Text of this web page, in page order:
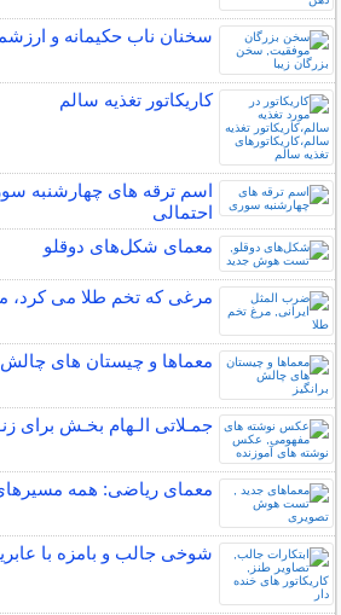
سخنان ناب حکیمانه و
کاریکاتور تغذیه سالم
اسم ترقه های چهارشنبه
احتمالی
معمای شکل‌های دوقلو
مرغی که تخم طلا می کرد،
معماها و چیستان های چالش
جمـلاتی الـهام بخـش برای
معمای ریاضی: همه مسیرهای
شوخی جالب و بامزه با